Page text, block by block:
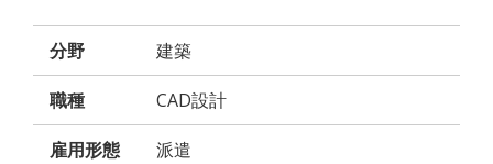
分野 建築
職種 CAD設計
雇用形態 派遣